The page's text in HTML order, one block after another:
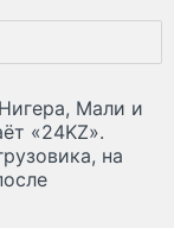
Мали и
«24KZ».
на